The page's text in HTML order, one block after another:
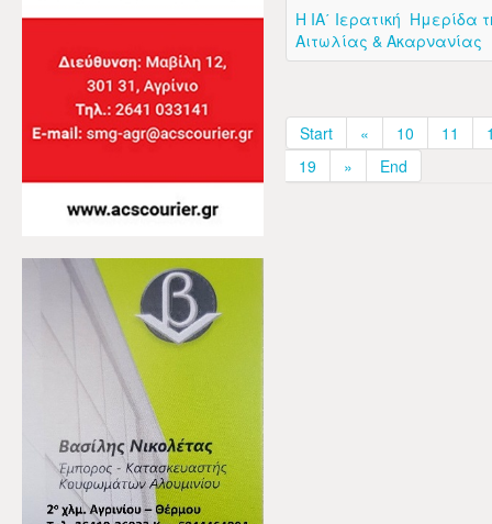
Η ΙΑ΄ Ιερατική Ημερίδα
Αιτωλίας & Ακαρνανίας
Start « 10 11
19
» End